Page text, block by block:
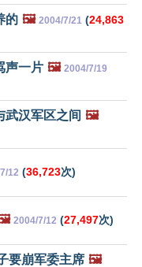
的 🖼️ 2004/7/21 (24,863
声一片 🖼️ 2004/7/19
武汉军区之间 🖼️
12 (36,723次)
2004/7/12 (27,497次)
要崩军委主席 🖼️